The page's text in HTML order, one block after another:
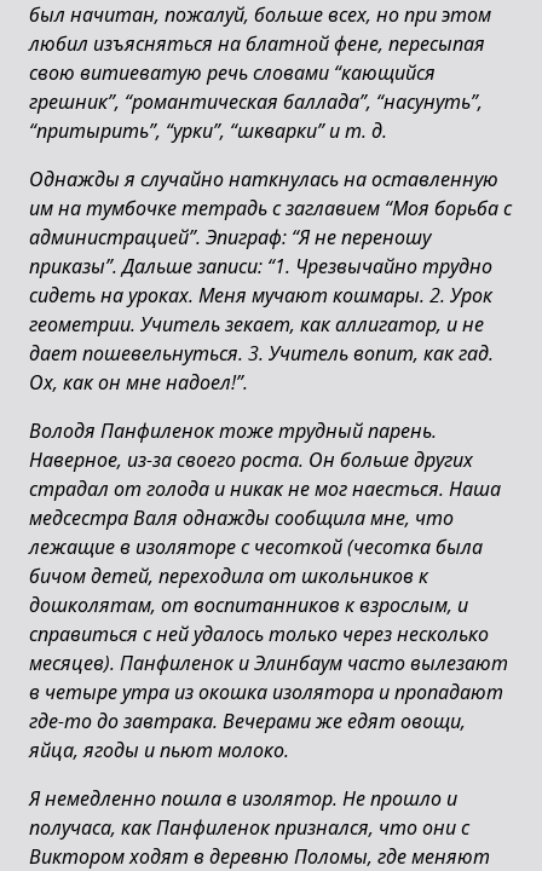
был начитан, пожалуй, больше всех, но при этом
любил изъясняться на блатной фене, пересыпая
свою витиеватую речь словами “кающийся
грешник”, “романтическая баллада”, “насунуть”,
“притырить”, “урки”, “шкварки” и т. д.
Однажды я случайно наткнулась на оставленную
им на тумбочке тетрадь с заглавием “Моя борьба с
администрацией”. Эпиграф: “Я не переношу
приказы”. Дальше записи: “1. Чрезвычайно трудно
сидеть на уроках. Меня мучают кошмары. 2. Урок
геометрии. Учитель зекает, как аллигатор, и не
дает пошевельнуться. 3. Учитель вопит, как гад.
Ох, как он мне надоел!”.
Володя Панфиленок тоже трудный парень.
Наверное, из-за своего роста. Он больше других
страдал от голода и никак не мог наесться. Наша
медсестра Валя однажды сообщила мне, что
лежащие в изоляторе с чесоткой (чесотка была
бичом детей, переходила от школьников к
дошколятам, от воспитанников к взрослым, и
справиться с ней удалось только через несколько
месяцев). Панфиленок и Элинбаум часто вылезают
в четыре утра из окошка изолятора и пропадают
где-то до завтрака. Вечерами же едят овощи,
яйца, ягоды и пьют молоко.
Я немедленно пошла в изолятор. Не прошло и
получаса, как Панфиленок признался, что они с
Виктором ходят в деревню Поломы, где меняют